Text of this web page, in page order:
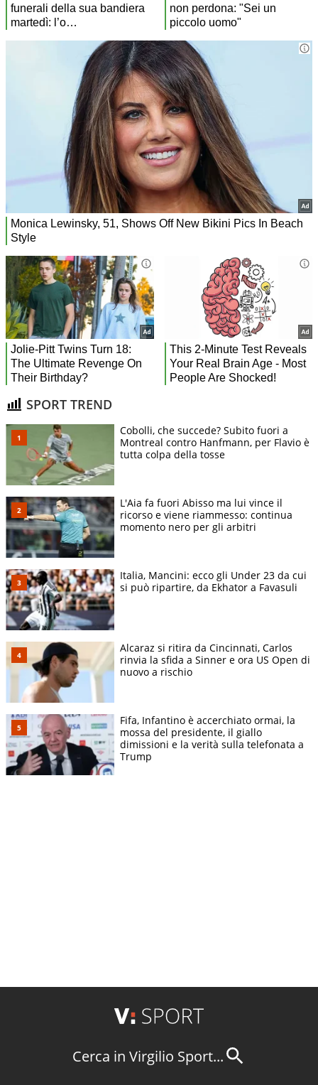
SPORT TREND
Cobolli, che succede? Subito fuori a
Montreal contro Hanfmann, per Flavio è
tutta colpa della tosse
L'Aia fa fuori Abisso ma lui vince il
ricorso e viene riammesso: continua
momento nero per gli arbitri
Italia, Mancini: ecco gli Under 23 da cui
si può ripartire, da Ekhator a Favasuli
Alcaraz si ritira da Cincinnati, Carlos
rinvia la sfida a Sinner e ora US Open di
nuovo a rischio
Fifa, Infantino è accerchiato ormai, la
mossa del presidente, il giallo
dimissioni e la verità sulla telefonata a
Trump
Cerca in Virgilio Sport...